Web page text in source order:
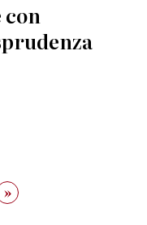
»